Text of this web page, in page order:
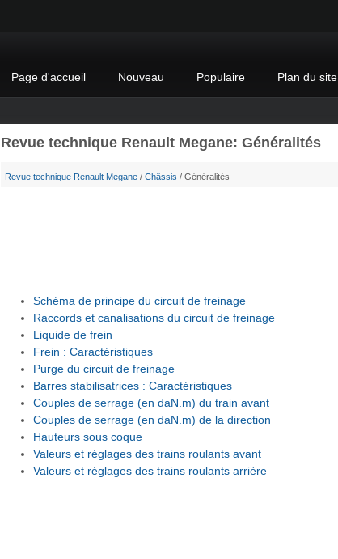
Page d'accueil Nouveau Populaire Plan du site
Revue technique Renault Megane: Généralités
Revue technique Renault Megane/ Châssis / Généralités
Schéma de principe du circuit de freinage
Raccords et canalisations du circuit de freinage
Liquide de frein
Frein : Caractéristiques
Purge du circuit de freinage
Barres stabilisatrices : Caractéristiques
Couples de serrage (en daN.m) du train avant
Couples de serrage (en daN.m) de la direction
Hauteurs sous coque
Valeurs et réglages des trains roulants avant
Valeurs et réglages des trains roulants arrière